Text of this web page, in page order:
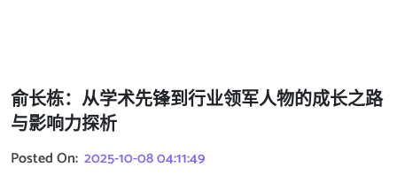
俞长栋：从学术先锋到行业领军人物的成长之路
与影响力探析
Posted On: 2025-10-08 04:11:49